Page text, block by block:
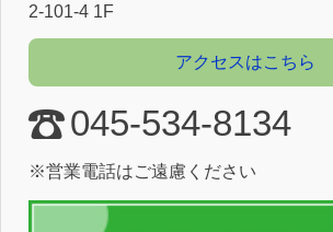
2-101-4 1F
アクセスはこちら
045-534-8134
※営業電話はご遠慮ください